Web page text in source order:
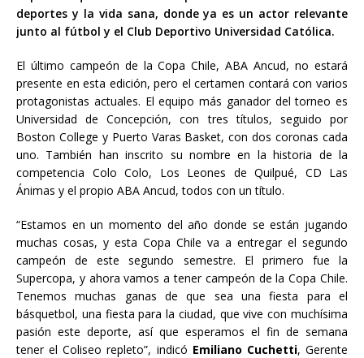
deportes y la vida sana, donde ya es un actor relevante
junto al fútbol y el Club Deportivo Universidad Católica.
El último campeón de la Copa Chile, ABA Ancud, no estará
presente en esta edición, pero el certamen contará con varios
protagonistas actuales. El equipo más ganador del torneo es
Universidad de Concepción, con tres títulos, seguido por
Boston College y Puerto Varas Basket, con dos coronas cada
uno. También han inscrito su nombre en la historia de la
competencia Colo Colo, Los Leones de Quilpué, CD Las
Ánimas y el propio ABA Ancud, todos con un título.
“Estamos en un momento del año donde se están jugando
muchas cosas, y esta Copa Chile va a entregar el segundo
campeón de este segundo semestre. El primero fue la
Supercopa, y ahora vamos a tener campeón de la Copa Chile.
Tenemos muchas ganas de que sea una fiesta para el
básquetbol, una fiesta para la ciudad, que vive con muchísima
pasión este deporte, así que esperamos el fin de semana
tener el Coliseo repleto”, indicó Emiliano Cuchetti, Gerente